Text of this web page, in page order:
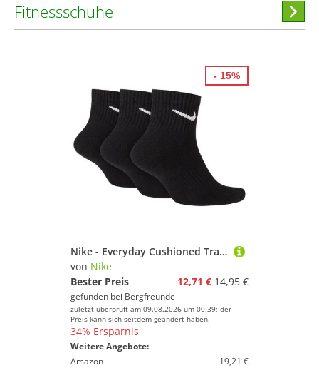
Fitnessschuhe
Nike - Everyday Cushioned Training - Multifunktionssocken Gr S - EU: 34-38 schwarz
von Nike
Bester Preis
12,71 € 14,95 €
gefunden bei Bergfreunde
zuletzt überprüft am 09.08.2026 um 00:39; der
Preis kann sich seitdem geändert haben.
34% Ersparnis
Weitere Angebote:
Amazon
19,21 €
- 15%